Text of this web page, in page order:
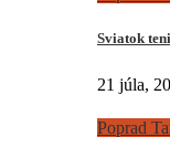
Sviatok
21 júla,
Poprad